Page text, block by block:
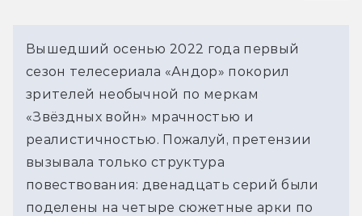
Вышедший осенью 2022 года первый
сезон телесериала «Андор» покорил
зрителей необычной по меркам
«Звёздных войн» мрачностью и
реалистичностью. Пожалуй, претензии
вызывала только структура
повествования: двенадцать серий были
поделены на четыре сюжетные арки по